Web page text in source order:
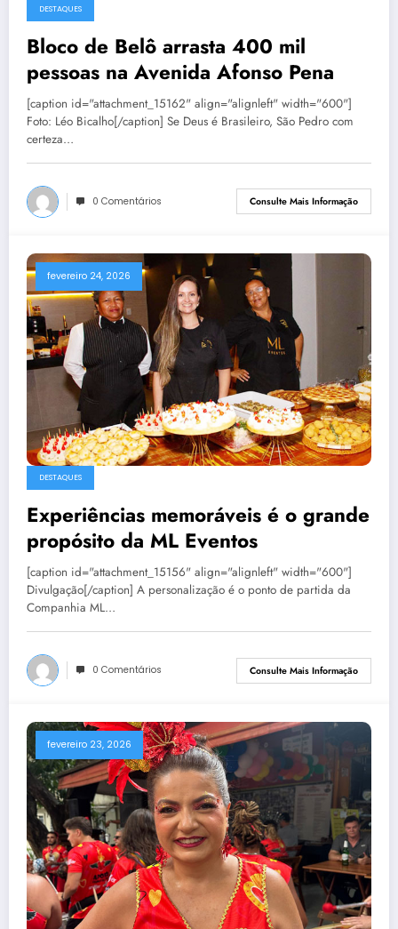
DESTAQUES
Bloco de Belô arrasta 400 mil
pessoas na Avenida Afonso Pena
[caption id="attachment_15162" align="alignleft" width="600"]
Foto: Léo Bicalho[/caption] Se Deus é Brasileiro, São Pedro com
certeza…
0 Comentários Consulte Mais Informação
fevereiro 24, 2026
DESTAQUES
Experiências memoráveis é o grande
propósito da ML Eventos
[caption id="attachment_15156" align="alignleft" width="600"]
Divulgação[/caption] A personalização é o ponto de partida da
Companhia ML…
0 Comentários Consulte Mais Informação
fevereiro 23, 2026